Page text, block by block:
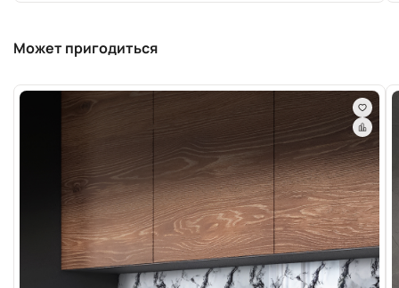
Может пригодиться